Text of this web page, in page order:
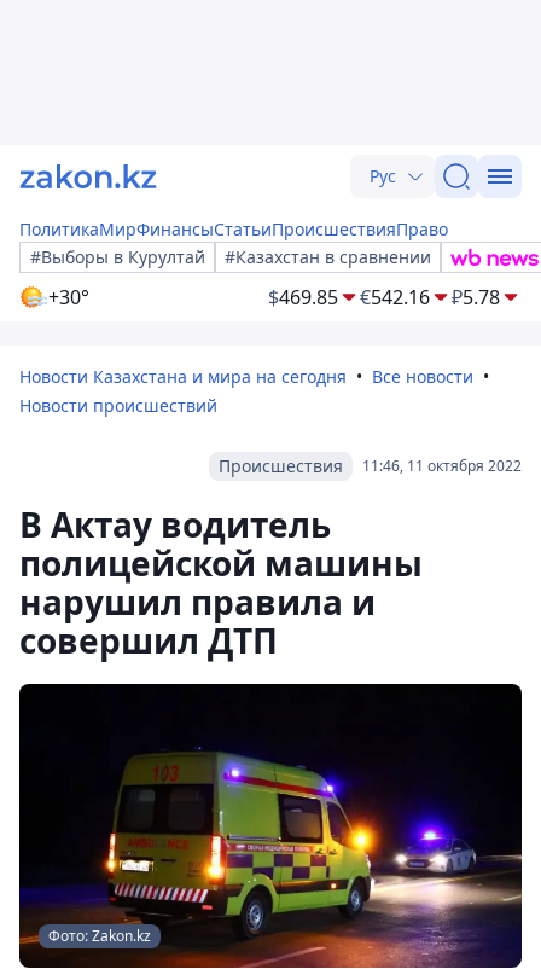
Рус
ПолитикаМирФинансыСтатьиПроисшествияПраво
#Выборы в Курултай
#Казахстан в сравнении
+30° $469.85 €542.16 ₽5.78
Новости Казахстана и мира на сегодня
Все новости
Новости происшествий
11:46, 11 октября 2022
Происшествия
В Актау водитель
полицейской машины
нарушил правила и
совершил ДТП
Фото: Zakon.kz